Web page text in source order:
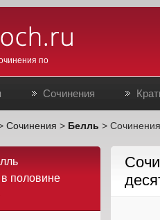
по
Сочинения
Сочинения > Белль >
половине